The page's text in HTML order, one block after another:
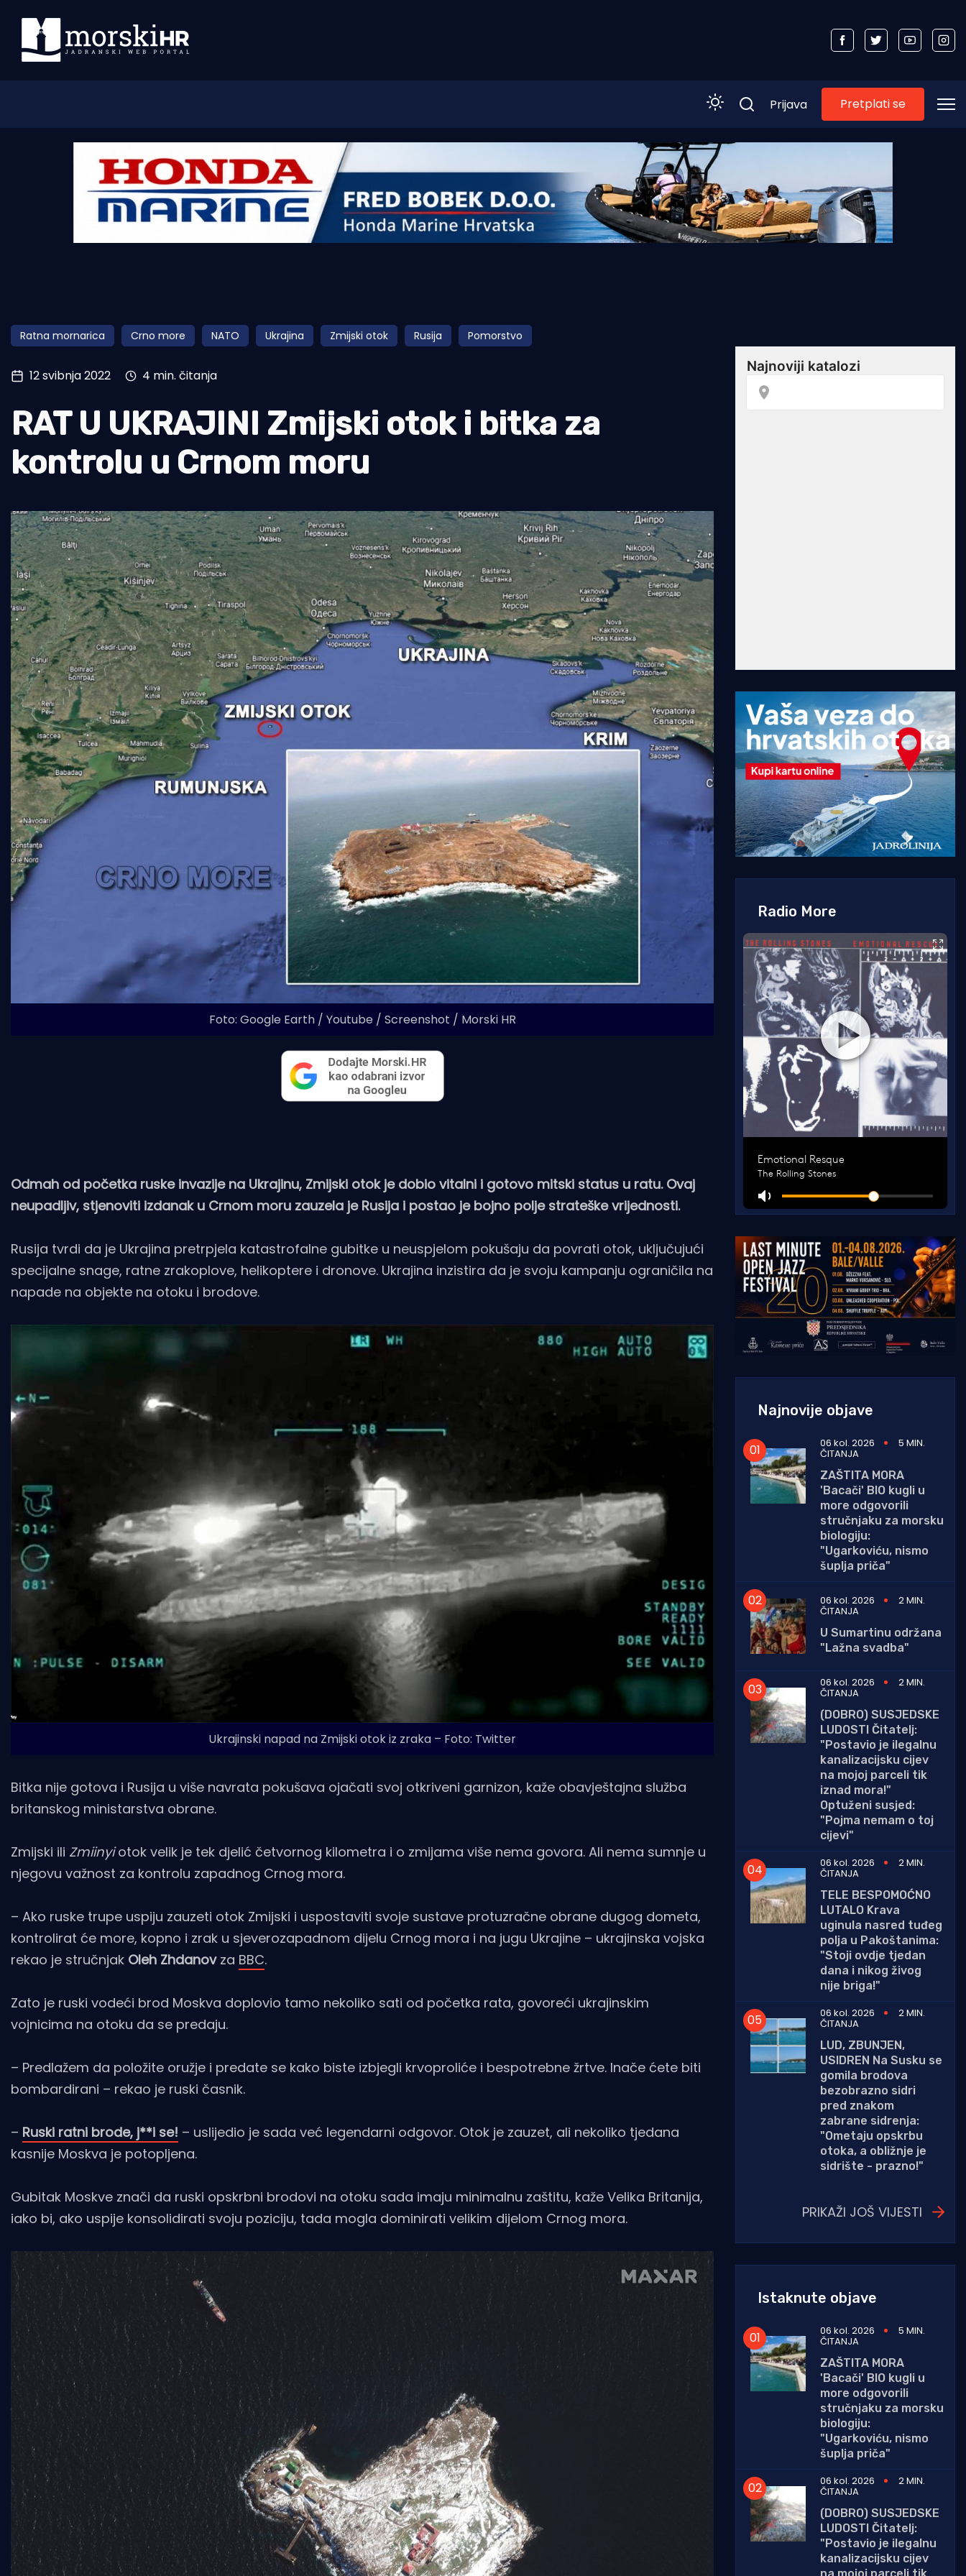
Morski plus
Pomorstvo
Ribolov
Tradicija i kultura
Prijava Pretplati se
Ratna mornarica Crno more NATO Ukrajina Zmijski otok Rusija Pomorstvo
12 svibnja 2022 4 min. čitanja
RAT U UKRAJINI Zmijski otok i bitka za
kontrolu u Crnom moru
Foto: Google Earth / Youtube / Screenshot / Morski HR
Odmah od početka ruske invazije na Ukrajinu, Zmijski otok je dobio vitalni i gotovo mitski status u ratu. Ovaj
neupadljiv, stjenoviti izdanak u Crnom moru zauzela je Rusija i postao je bojno polje strateške vrijednosti.
Rusija tvrdi da je Ukrajina pretrpjela katastrofalne gubitke u neuspjelom pokušaju da povrati otok, uključujući
specijalne snage, ratne zrakoplove, helikoptere i dronove. Ukrajina inzistira da je svoju kampanju ograničila na
napade na objekte na otoku i brodove.
Ukrajinski napad na Zmijski otok iz zraka – Foto: Twitter
Bitka nije gotova i Rusija u više navrata pokušava ojačati svoj otkriveni garnizon, kaže obavještajna služba
britanskog ministarstva obrane.
Zmijski ili Zmiinyiotok velik je tek djelić četvornog kilometra i o zmijama više nema govora. Ali nema sumnje u
njegovu važnost za kontrolu zapadnog Crnog mora.
– Ako ruske trupe uspiju zauzeti otok Zmijski i uspostaviti svoje sustave protuzračne obrane dugog dometa,
kontrolirat će more, kopno i zrak u sjeverozapadnom dijelu Crnog mora i na jugu Ukrajine – ukrajinska vojska
rekao je stručnjak Oleh Zhdanovza BBC.
Zato je ruski vodeći brod Moskva doplovio tamo nekoliko sati od početka rata, govoreći ukrajinskim
vojnicima na otoku da se predaju.
– Predlažem da položite oružje i predate se kako biste izbjegli krvoproliće i bespotrebne žrtve. Inače ćete biti
bombardirani – rekao je ruski časnik.
– Ruski ratni brode, j**i se! – uslijedio je sada već legendarni odgovor. Otok je zauzet, ali nekoliko tjedana
kasnije Moskva je potopljena.
Gubitak Moskve znači da ruski opskrbni brodovi na otoku sada imaju minimalnu zaštitu, kaže Velika Britanija,
iako bi, ako uspije konsolidirati svoju poziciju, tada mogla dominirati velikim dijelom Crnog mora.
Radio More
Najnovije objave
06 kol. 2026 5 MIN.
ČITANJA
ZAŠTITA MORA
'Bacači' BIO kugli u
more odgovorili
stručnjaku za morsku
biologiju:
"Ugarkoviću, nismo
šuplja priča"
06 kol. 2026 2 MIN.
ČITANJA
U Sumartinu održana
"Lažna svadba"
06 kol. 2026 2 MIN.
ČITANJA
(DOBRO) SUSJEDSKE
LUDOSTI Čitatelj:
"Postavio je ilegalnu
kanalizacijsku cijev
na mojoj parceli tik
iznad mora!"
Optuženi susjed:
"Pojma nemam o toj
cijevi"
06 kol. 2026
2 MIN.
ČITANJA
TELE BESPOMOĆNO
LUTALO Krava
uginula nasred tuđeg
polja u Pakoštanima:
"Stoji ovdje tjedan
dana i nikog živog
nije briga!"
06 kol. 2026
2 MIN.
ČITANJA
LUD, ZBUNJEN,
USIDREN Na Susku se
gomila brodova
bezobrazno sidri
pred znakom
zabrane sidrenja:
"Ometaju opskrbu
otoka, a obližnje je
sidrište - prazno!"
PRIKAŽI JOŠ VIJESTI
Istaknute objave
06 kol. 2026 5 MIN.
ČITANJA
ZAŠTITA MORA
'Bacači' BIO kugli u
more odgovorili
stručnjaku za morsku
biologiju:
"Ugarkoviću, nismo
šuplja priča"
06 kol. 2026
2 MIN.
ČITANJA
(DOBRO) SUSJEDSKE
LUDOSTI Čitatelj:
"Postavio je ilegalnu
kanalizacijsku cijev
na mojoj parceli tik